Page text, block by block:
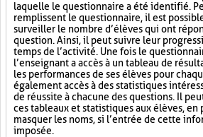
laquelle le questionnaire a été identifié.
remplissent le questionnaire, il est
surveiller le nombre d’élèves qui ont
question. Ainsi, il peut suivre leur
temps de l’activité. Une fois le
l’enseignant a accès à un tableau de
les performances de ses élèves pour
également accès à des statistiques
de réussite à chacune des questions. Il
ces tableaux et statistiques aux élèves, en
masquer les noms, si l’entrée de cette
imposée.